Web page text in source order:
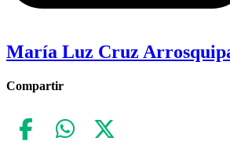
María Luz Cruz
Compartir